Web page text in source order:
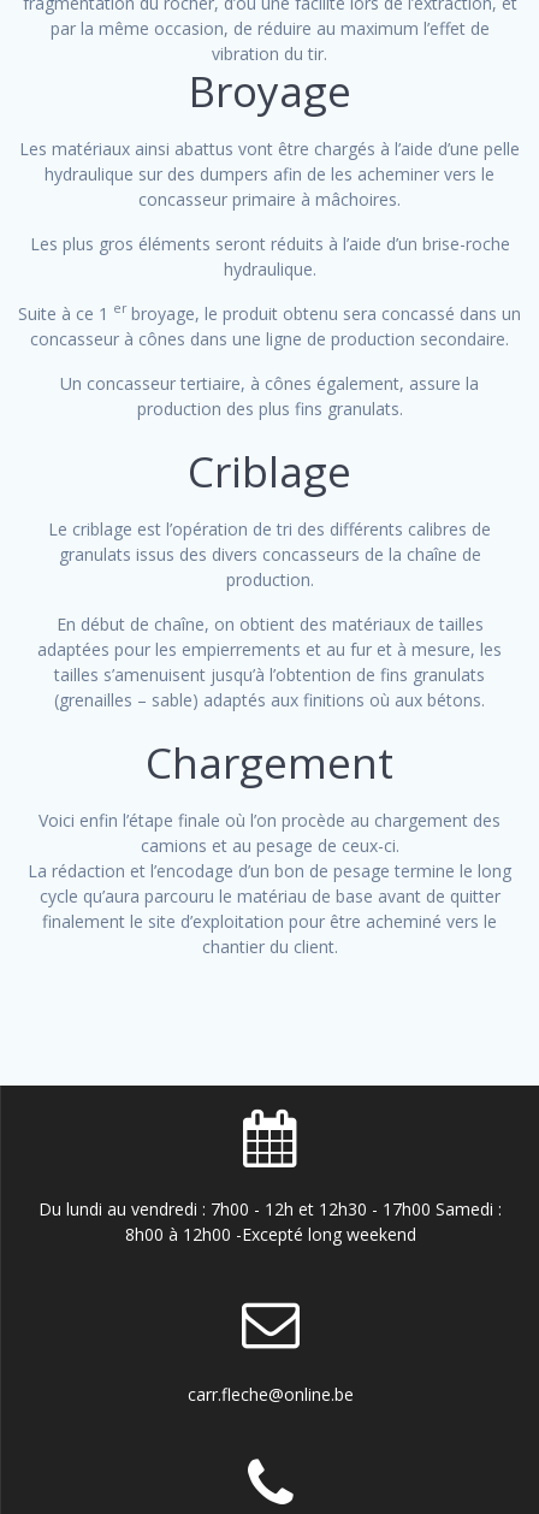
par la même occasion, de réduire au maximum l’effet de
vibration du tir.
Broyage
Les matériaux ainsi abattus vont être chargés à l’aide d’une pelle
hydraulique sur des dumpers afin de les acheminer vers le
concasseur primaire à mâchoires.
Les plus gros éléments seront réduits à l’aide d’un brise-roche
hydraulique.
Suite à ce 1 erbroyage, le produit obtenu sera concassé dans un
concasseur à cônes dans une ligne de production secondaire.
Un concasseur tertiaire, à cônes également, assure la
production des plus fins granulats.
Criblage
Le criblage est l’opération de tri des différents calibres de
granulats issus des divers concasseurs de la chaîne de
production.
En début de chaîne, on obtient des matériaux de tailles
adaptées pour les empierrements et au fur et à mesure, les
tailles s’amenuisent jusqu’à l’obtention de fins granulats
(grenailles – sable) adaptés aux finitions où aux bétons.
Chargement
Voici enfin l’étape finale où l’on procède au chargement des
camions et au pesage de ceux-ci.
La rédaction et l’encodage d’un bon de pesage termine le long
cycle qu’aura parcouru le matériau de base avant de quitter
finalement le site d’exploitation pour être acheminé vers le
chantier du client.
Du lundi au vendredi : 7h00 - 12h et 12h30 - 17h00 Samedi :
8h00 à 12h00 -Excepté long weekend
carr.fleche@online.be